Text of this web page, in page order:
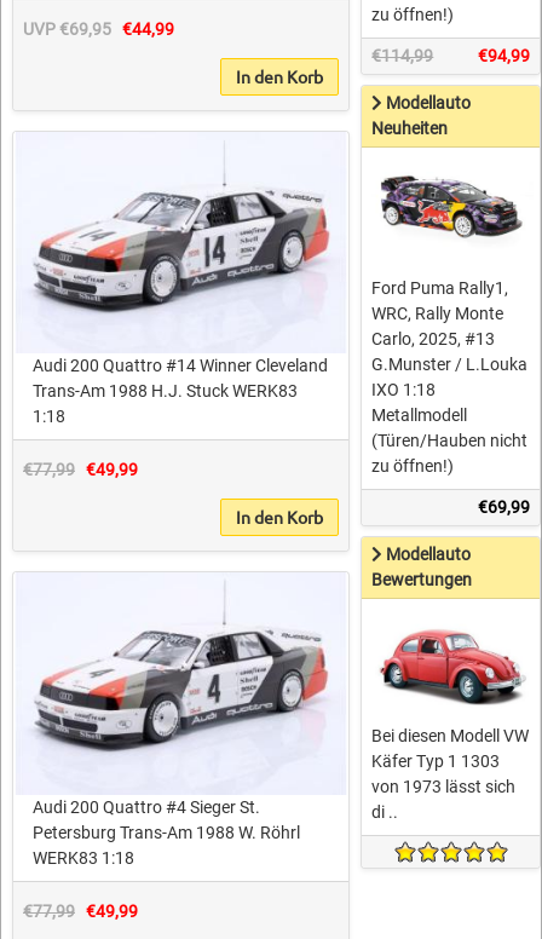
UVP €69,95 €44,99
In den Korb
Audi 200 Quattro #14 Winner Cleveland
Trans-Am 1988 H.J. Stuck WERK83
1:18
€77,99 €49,99
In den Korb
Audi 200 Quattro #4 Sieger St.
Petersburg Trans-Am 1988 W. Röhrl
WERK83 1:18
€77,99 €49,99
zu öffnen!)
€114,99 €94,99
Modellauto
Neuheiten
Ford Puma Rally1,
WRC, Rally Monte
Carlo, 2025, #13
G.Munster / L.Louka
IXO 1:18
Metallmodell
(Türen/Hauben nicht
zu öffnen!)
€69,99
Modellauto
Bewertungen
Bei diesen Modell VW
Käfer Typ 1 1303
von 1973 lässt sich
di ..